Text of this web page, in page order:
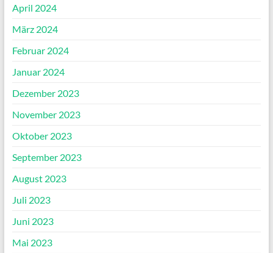
April 2024
März 2024
Februar 2024
Januar 2024
Dezember 2023
November 2023
Oktober 2023
September 2023
August 2023
Juli 2023
Juni 2023
Mai 2023